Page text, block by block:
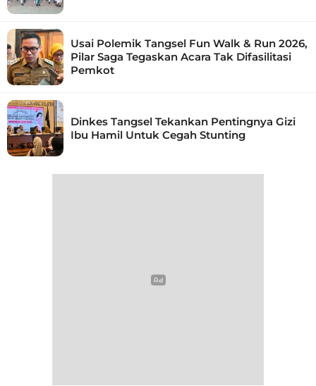
Usai Polemik Tangsel Fun Walk & Run 2026,
Pilar Saga Tegaskan Acara Tak Difasilitasi
Pemkot
Dinkes Tangsel Tekankan Pentingnya Gizi
Ibu Hamil Untuk Cegah Stunting